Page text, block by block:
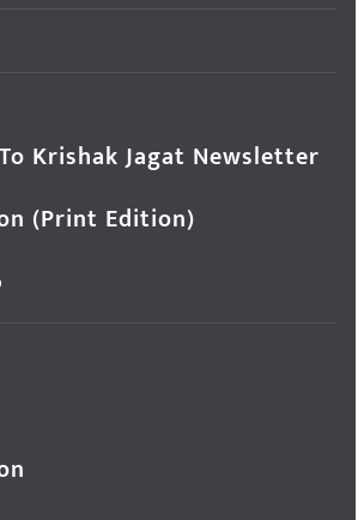
Krishak Jagat Newsletter
(Print Edition)